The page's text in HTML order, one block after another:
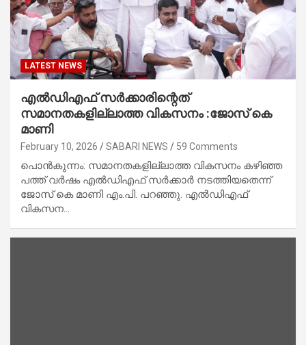
LATEST NEWS
എൽഡിഎഫ് സർക്കാരിന്റെത്
സമാനതകളില്ലാത്ത വികസനം :ജോസ് കെ
മാണി
February 10, 2026 SABARI NEWS 59 Comments
പൊൻകുന്നം: സമാനതകളില്ലാത്ത വികസനം കഴിഞ്ഞ
പത്ത് വർഷം എൽഡിഎഫ് സർക്കാർ നടത്തിയതെന്ന്
ജോസ് കെ മാണി എം.പി. പറഞ്ഞു. എൽഡിഎഫ്
വികസന…